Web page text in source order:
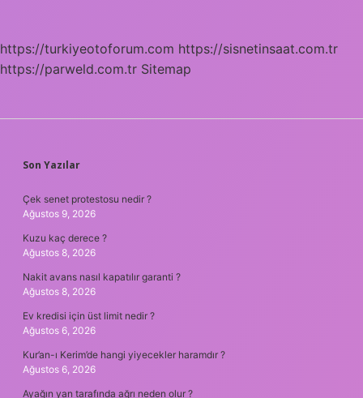
https://turkiyeotoforum.com https://sisnetinsaat.com.tr
https://parweld.com.tr Sitemap
SIDEBAR
Son Yazılar
Çek senet protestosu nedir ?
Ağustos 9, 2026
Kuzu kaç derece ?
Ağustos 8, 2026
Nakit avans nasıl kapatılır garanti ?
Ağustos 8, 2026
Ev kredisi için üst limit nedir ?
Ağustos 6, 2026
Kur’an-ı Kerim’de hangi yiyecekler haramdır ?
Ağustos 6, 2026
Ayağın yan tarafında ağrı neden olur ?